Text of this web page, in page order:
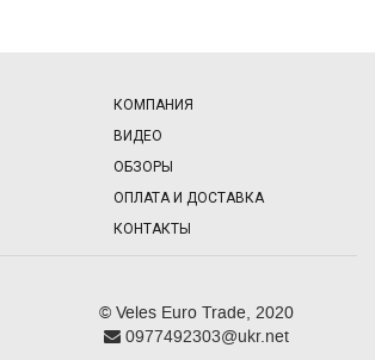
КОМПАНИЯ
ВИДЕО
ОБЗОРЫ
ОПЛАТА И ДОСТАВКА
КОНТАКТЫ
© Veles Euro Trade, 2020
0977492303@ukr.net